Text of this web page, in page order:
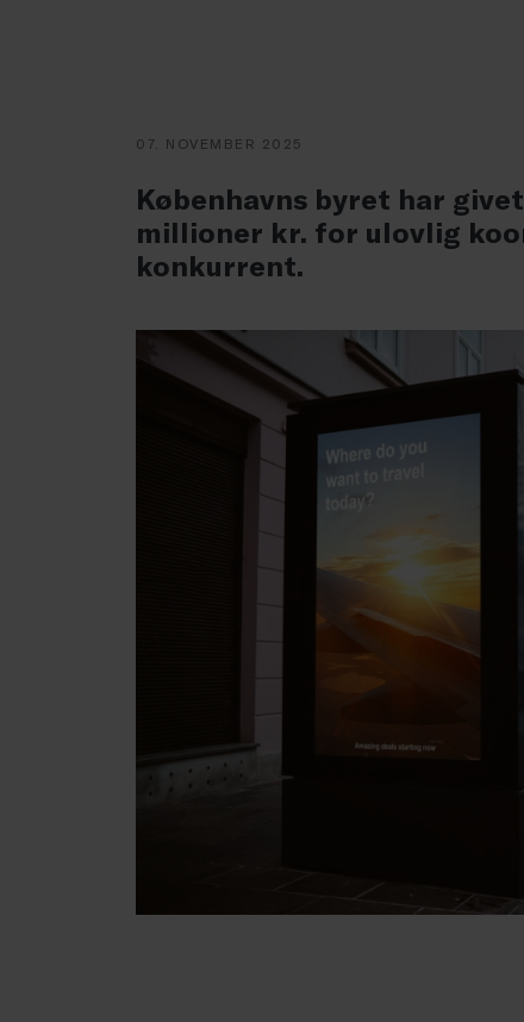
07. NOVEMBER 2025
Københavns byret har
millioner kr. for ulovlig
konkurrent.